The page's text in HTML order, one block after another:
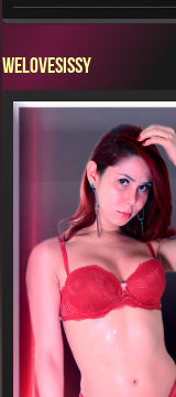
WELOVESISSY